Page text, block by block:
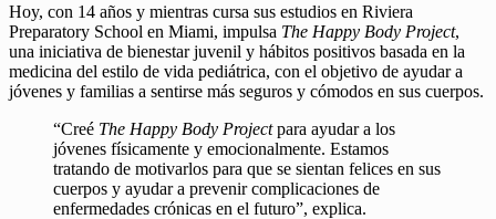
Hoy, con 14 años y mientras cursa sus estudios en Riviera
Preparatory School en Miami, impulsa The Happy Body Project,
una iniciativa de bienestar juvenil y hábitos positivos basada en la
medicina del estilo de vida pediátrica, con el objetivo de ayudar a
jóvenes y familias a sentirse más seguros y cómodos en sus cuerpos.
“Creé The Happy Body Projectpara ayudar a los
jóvenes físicamente y emocionalmente. Estamos
tratando de motivarlos para que se sientan felices en sus
cuerpos y ayudar a prevenir complicaciones de
enfermedades crónicas en el futuro”, explica.